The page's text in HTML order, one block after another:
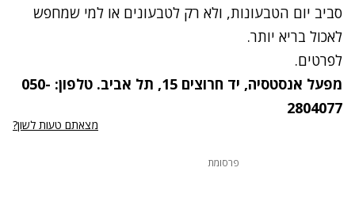
סביב יום הטבעונות, ולא רק לטבעונים או למי שמחפש
לאכול בריא יותר.
לפרטים.
מפעל אנסטסיה, יד חרוצים 15, תל אביב. טלפון: 050-
2804077
מצאתם טעות לשון?
פרסומת